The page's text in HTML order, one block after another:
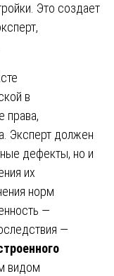
Это создает
в
права,
Эксперт должен
дефекты, но и
их
норм
—
—
видом